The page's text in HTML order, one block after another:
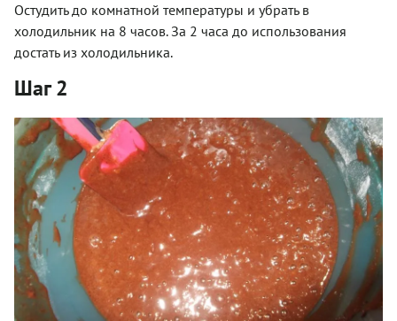
Остудить до комнатной температуры и убрать в
холодильник на 8 часов. За 2 часа до использования
достать из холодильника.
Шаг 2